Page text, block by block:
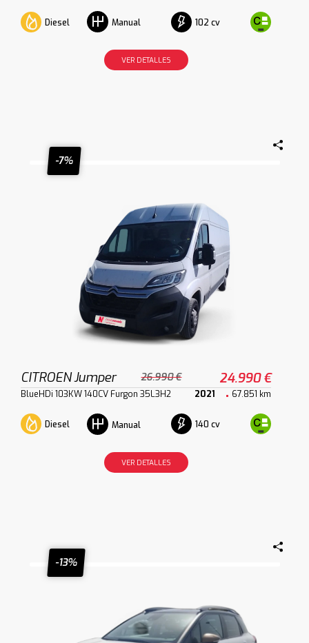
Diesel Manual 102 cv
VER DETALLES
-7%
CITROEN Jumper 26.990 € 24.990 €
BlueHDi 103KW 140CV Furgon 35L3H2 2021 67.851 km
Diesel Manual 140 cv
VER DETALLES
-13%